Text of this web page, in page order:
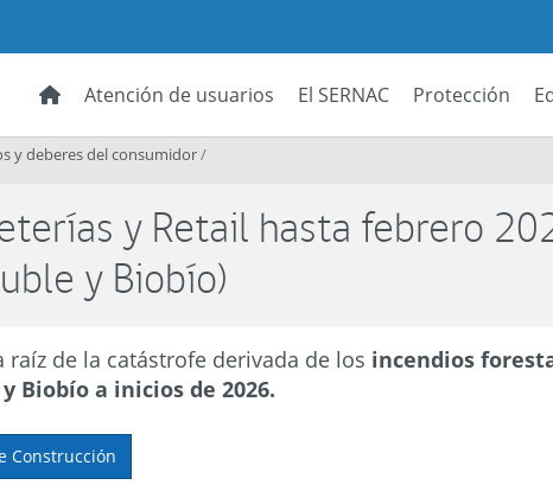
Atención de usuarios El SERNAC Protección
y deberes del consumidor/
y Retail hasta febrero
y Biobío)
raíz de la catástrofe derivada de los incendios
Biobío a inicios de 2026.
Construcción